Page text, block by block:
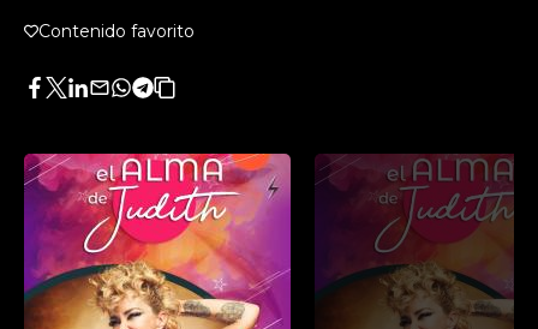
Contenido favorito
Facebook
Twitter
LinkedIn
Enviar
Whatsapp
Telegram
Copiar
artículo